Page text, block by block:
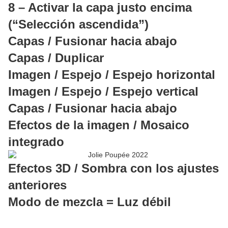
8 – Activar la capa justo encima
(“Selección ascendida”)
Capas / Fusionar hacia abajo
Capas / Duplicar
Imagen / Espejo / Espejo horizontal
Imagen / Espejo / Espejo vertical
Capas / Fusionar hacia abajo
Efectos de la imagen / Mosaico
integrado
Efectos 3D / Sombra con los ajustes
anteriores
Modo de mezcla = Luz débil